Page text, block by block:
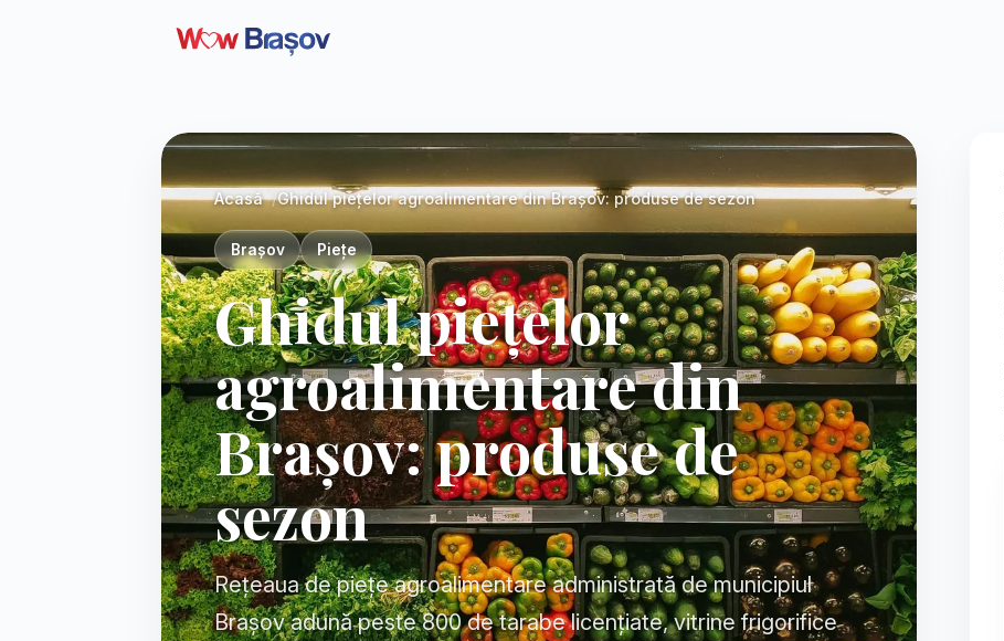
Acasă Ghidul piețelor agroalimentare din Brașov: produse de sezon
Brașov Piețe
Ghidul piețelor
agroalimentare din
Brașov: produse de
sezon
Rețeaua de piețe agroalimentare administrată de municipiul
Brașov adună peste 800 de tarabe licențiate, vitrine frigorifice